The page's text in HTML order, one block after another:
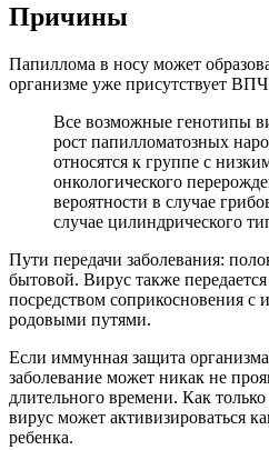
Причины
Папиллома в носу может
организме уже присутствует
Все возможные генотипы
рост папилломатозных
относятся к группе с
онкологического
вероятности в случае
случае цилиндрического
Пути передачи заболевания:
бытовой. Вирус также
посредством соприкосновения
родовыми путями.
Если иммунная защита
заболевание может никак не
длительного времени. Как
вирус может активизироваться
ребенка.